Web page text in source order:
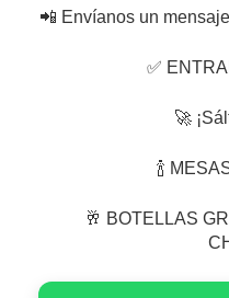
📲 Envíanos un
✅
🚀
🍾
🥂 BOTELLAS